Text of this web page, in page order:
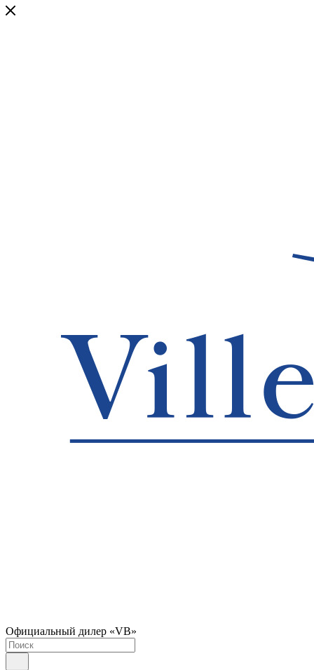
Официальный дилер «VB»